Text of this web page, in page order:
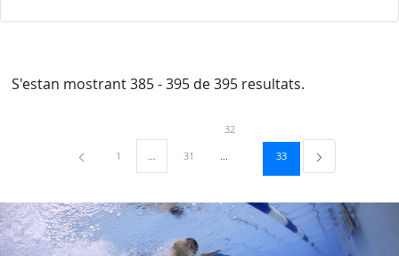
S'estan mostrant 385 - 395 de 395 resultats.
Pàgina
1 ...Pàgines intermèdies Utilitzeu TAB per navegar.
Pàgina
31
Pàgina
32
Pàgina
33